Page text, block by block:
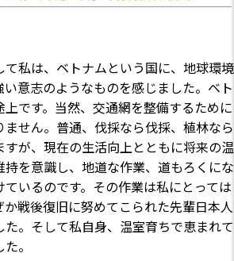
て私は、ベトナムという国に、地球環境
意志のようなものを感じました。ベト
です。当然、交通網を整備するために
せん。普通、伐採なら伐採、植林なら
が、現在の生活向上とともに将来の温
持を意識し、地道な作業、道もろくにな
いるのです。その作業は私にとっては
戦後復旧に努めてこられた先輩日本人
。そして私自身、温室育ちで恵まれて
。